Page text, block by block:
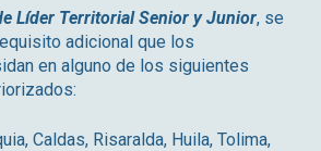
Líder Territorial Senior y Junior, se
adicional que los
en alguno de los siguientes
Caldas, Risaralda, Huila, Tolima,